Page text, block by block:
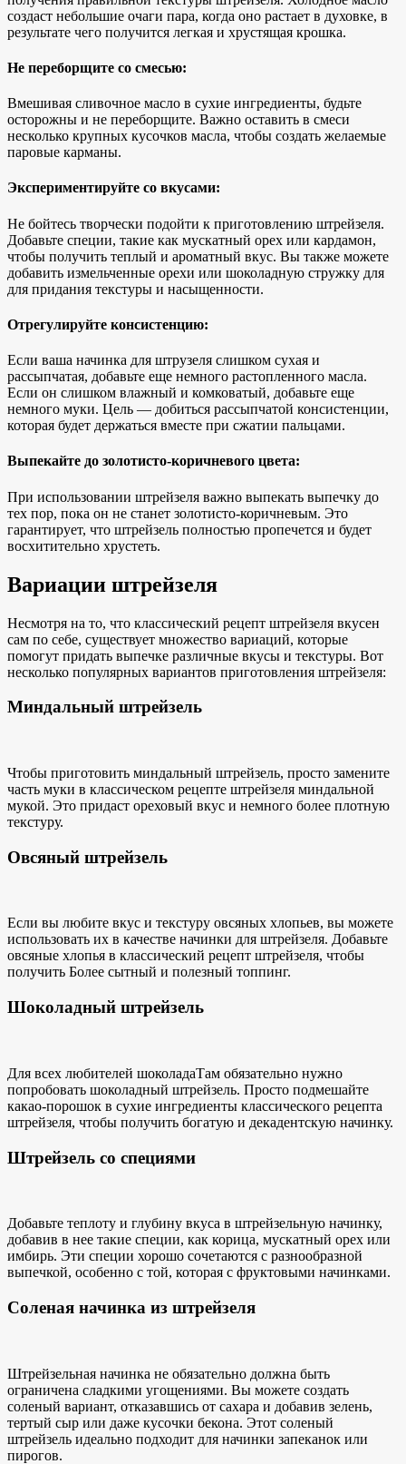
создаст небольшие очаги пара, когда оно растает в духовке, в
результате чего получится легкая и хрустящая крошка.
Не переборщите со смесью:
Вмешивая сливочное масло в сухие ингредиенты, будьте
осторожны и не переборщите. Важно оставить в смеси
несколько крупных кусочков масла, чтобы создать желаемые
паровые карманы.
Экспериментируйте со вкусами:
Не бойтесь творчески подойти к приготовлению штрейзеля.
Добавьте специи, такие как мускатный орех или кардамон,
чтобы получить теплый и ароматный вкус. Вы также можете
добавить измельченные орехи или шоколадную стружку для
для придания текстуры и насыщенности.
Отрегулируйте консистенцию:
Если ваша начинка для штрузеля слишком сухая и
рассыпчатая, добавьте еще немного растопленного масла.
Если он слишком влажный и комковатый, добавьте еще
немного муки. Цель — добиться рассыпчатой консистенции,
которая будет держаться вместе при сжатии пальцами.
Выпекайте до золотисто-коричневого цвета:
При использовании штрейзеля важно выпекать выпечку до
тех пор, пока он не станет золотисто-коричневым. Это
гарантирует, что штрейзель полностью пропечется и будет
восхитительно хрустеть.
Вариации штрейзеля
Несмотря на то, что классический рецепт штрейзеля вкусен
сам по себе, существует множество вариаций, которые
помогут придать выпечке различные вкусы и текстуры. Вот
несколько популярных вариантов приготовления штрейзеля:
Миндальный штрейзель
Чтобы приготовить миндальный штрейзель, просто замените
часть муки в классическом рецепте штрейзеля миндальной
мукой. Это придаст ореховый вкус и немного более плотную
текстуру.
Овсяный штрейзель
Если вы любите вкус и текстуру овсяных хлопьев, вы можете
использовать их в качестве начинки для штрейзеля. Добавьте
овсяные хлопья в классический рецепт штрейзеля, чтобы
получить Более сытный и полезный топпинг.
Шоколадный штрейзель
Для всех любителей шоколадаТам обязательно нужно
попробовать шоколадный штрейзель. Просто подмешайте
какао-порошок в сухие ингредиенты классического рецепта
штрейзеля, чтобы получить богатую и декадентскую начинку.
Штрейзель со специями
Добавьте теплоту и глубину вкуса в штрейзельную начинку,
добавив в нее такие специи, как корица, мускатный орех или
имбирь. Эти специи хорошо сочетаются с разнообразной
выпечкой, особенно с той, которая с фруктовыми начинками.
Соленая начинка из штрейзеля
Штрейзельная начинка не обязательно должна быть
ограничена сладкими угощениями. Вы можете создать
соленый вариант, отказавшись от сахара и добавив зелень,
тертый сыр или даже кусочки бекона. Этот соленый
штрейзель идеально подходит для начинки запеканок или
пирогов.